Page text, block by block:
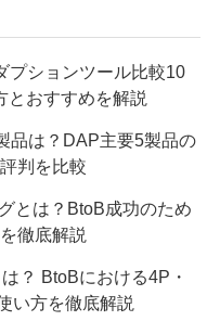
プションツール比較10
とおすすめを解説
品は？DAP主要5製品の
判を比較
とは？BtoB成功のため
徹底解説
？ BtoBにおける4P・
い方を徹底解説